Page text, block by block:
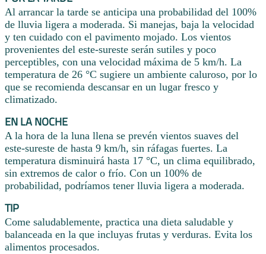
Al arrancar la tarde se anticipa una probabilidad del 100%
de lluvia ligera a moderada. Si manejas, baja la velocidad
y ten cuidado con el pavimento mojado. Los vientos
provenientes del este-sureste serán sutiles y poco
perceptibles, con una velocidad máxima de 5 km/h. La
temperatura de 26 °C sugiere un ambiente caluroso, por lo
que se recomienda descansar en un lugar fresco y
climatizado.
EN LA NOCHE
A la hora de la luna llena se prevén vientos suaves del
este-sureste de hasta 9 km/h, sin ráfagas fuertes. La
temperatura disminuirá hasta 17 °C, un clima equilibrado,
sin extremos de calor o frío. Con un 100% de
probabilidad, podríamos tener lluvia ligera a moderada.
TIP
Come saludablemente, practica una dieta saludable y
balanceada en la que incluyas frutas y verduras. Evita los
alimentos procesados.